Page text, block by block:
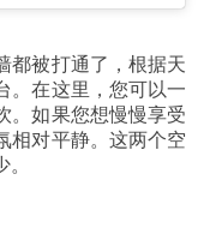
都被打通了，根据天
。在这里，您可以一
。如果您想慢慢享受
相对平静。这两个空